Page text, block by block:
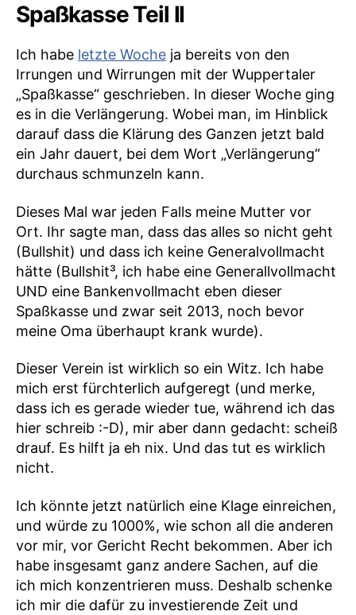
Spaßkasse Teil II
Ich habe letzte Woche ja bereits von den
Irrungen und Wirrungen mit der Wuppertaler
„Spaßkasse“ geschrieben. In dieser Woche ging
es in die Verlängerung. Wobei man, im Hinblick
darauf dass die Klärung des Ganzen jetzt bald
ein Jahr dauert, bei dem Wort „Verlängerung“
durchaus schmunzeln kann.
Dieses Mal war jeden Falls meine Mutter vor
Ort. Ihr sagte man, dass das alles so nicht geht
(Bullshit) und dass ich keine Generalvollmacht
hätte (Bullshit³, ich habe eine Generallvollmacht
UND eine Bankenvollmacht eben dieser
Spaßkasse und zwar seit 2013, noch bevor
meine Oma überhaupt krank wurde).
Dieser Verein ist wirklich so ein Witz. Ich habe
mich erst fürchterlich aufgeregt (und merke,
dass ich es gerade wieder tue, während ich das
hier schreib :-D), mir aber dann gedacht: scheiß
drauf. Es hilft ja eh nix. Und das tut es wirklich
nicht.
Ich könnte jetzt natürlich eine Klage einreichen,
und würde zu 1000%, wie schon all die anderen
vor mir, vor Gericht Recht bekommen. Aber ich
habe insgesamt ganz andere Sachen, auf die
ich mich konzentrieren muss. Deshalb schenke
ich mir die dafür zu investierende Zeit und